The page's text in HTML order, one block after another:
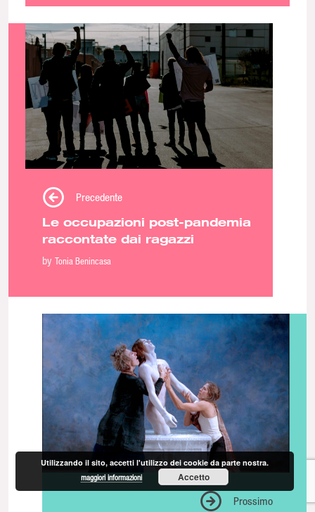
Precedente
Le occupazioni post-pandemia
raccontate dai ragazzi
by Tonia Benincasa
Prossimo
Utilizzando il sito, accetti l'utilizzo dei cookie da parte nostra.
maggiori informazioni Accetto